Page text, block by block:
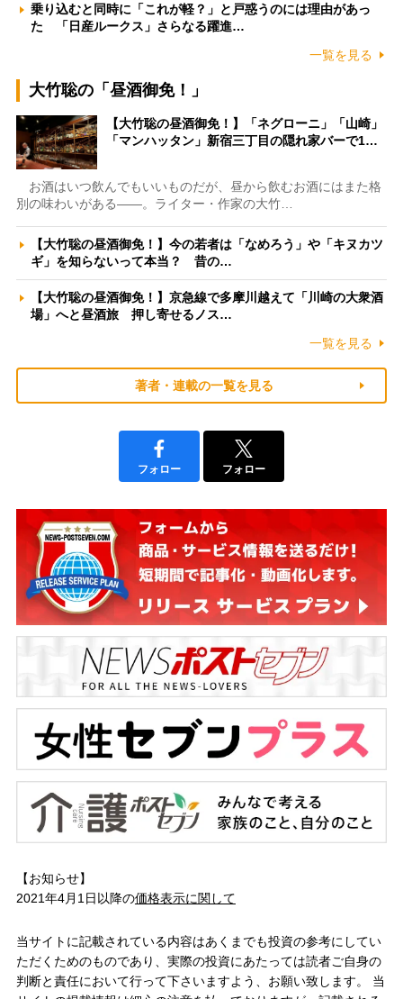
乗り込むと同時に「これが軽？」と戸惑うのには理由があっ
た 「日産ルークス」さらなる躍進…
一覧を見る
大竹聡の「昼酒御免！」
【大竹聡の昼酒御免！】「ネグローニ」「山崎」
「マンハッタン」新宿三丁目の隠れ家バーで1…
お酒はいつ飲んでもいいものだが、昼から飲むお酒にはまた格
別の味わいがある――。ライター・作家の大竹…
【大竹聡の昼酒御免！】今の若者は「なめろう」や「キヌカツ
ギ」を知らないって本当？ 昔の…
【大竹聡の昼酒御免！】京急線で多摩川越えて「川崎の大衆酒
場」へと昼酒旅 押し寄せるノス…
一覧を見る
著者・連載の一覧を見る
フォロー フォロー
【お知らせ】
2021年4月1日以降の価格表示に関して
当サイトに記載されている内容はあくまでも投資の参考にしてい
ただくためのものであり、実際の投資にあたっては読者ご自身の
判断と責任において行って下さいますよう、お願い致します。 当